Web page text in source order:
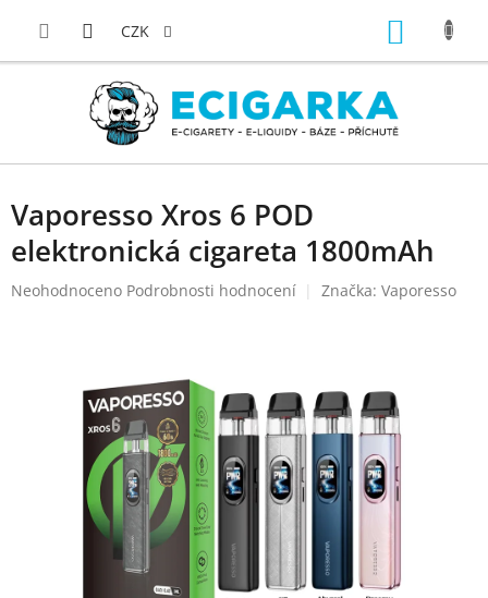
CZK
Vaporesso Xros 6 POD
elektronická cigareta 1800mAh
Průměrné
Neohodnoceno Podrobnosti hodnocení Značka: Vaporesso